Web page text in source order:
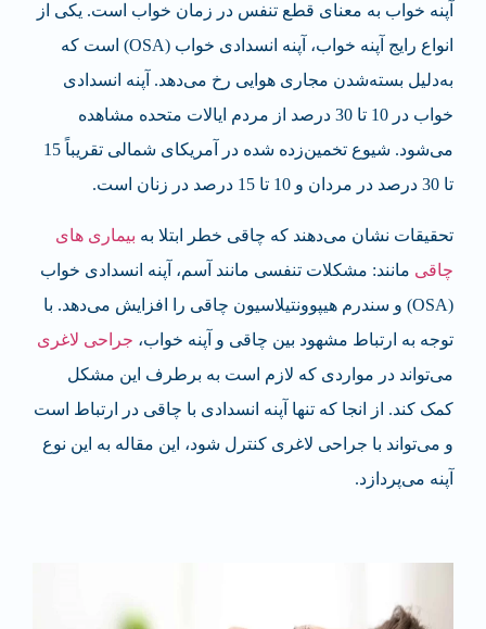
آپنه خواب به معنای قطع تنفس در زمان خواب است. یکی از
انواع رایج آپنه خواب، آپنه انسدادی خواب (OSA) است که
به‌دلیل بسته‌شدن مجاری هوایی رخ می‌دهد. آپنه انسدادی
خواب در 10 تا 30 درصد از مردم ایالات متحده مشاهده
می‌شود. شیوع تخمین‌زده شده در آمریکای شمالی تقریباً 15
تا 30 درصد در مردان و 10 تا 15 درصد در زنان است.
تحقیقات نشان می‌دهند که چاقی خطر ابتلا به بیماری های
چاقی مانند: مشکلات تنفسی مانند آسم، آپنه انسدادی خواب
(OSA) و سندرم هیپوونتیلاسیون چاقی را افزایش می‌دهد. با
توجه به ارتباط مشهود بین چاقی و آپنه خواب، جراحی لاغری
می‌تواند در مواردی که لازم است به برطرف این مشکل
کمک کند. از انجا که تنها آپنه انسدادی با چاقی در ارتباط است
و می‌تواند با جراحی لاغری کنترل شود، این مقاله به این نوع
آپنه می‌پردازد.